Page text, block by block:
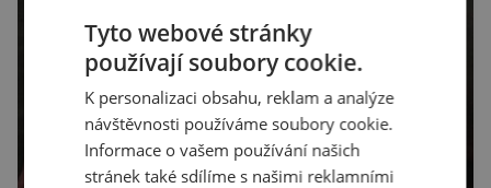
Tyto webové stránky
používají soubory cookie.
K personalizaci obsahu, reklam a analýze
návštěvnosti používáme soubory cookie.
Informace o vašem používání našich
stránek také sdílíme s našimi reklamními